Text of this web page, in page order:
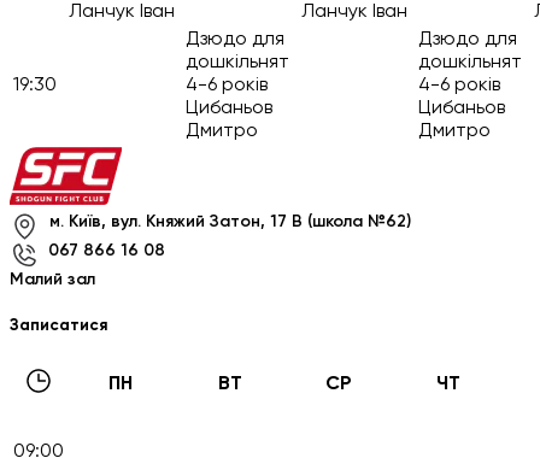
Ланчук Іван
Ланчук Іван
19:30
Дзюдо для
дошкільнят
4-6 років
Цибаньов
Дмитро
Дзюдо для
дошкільнят
4-6 років
Цибаньов
Дмитро
м. Київ, вул. Княжий Затон, 17 В (школа №62)
067 866 16 08
Малий зал
Записатися
ПН ВТ СР ЧТ
09:00